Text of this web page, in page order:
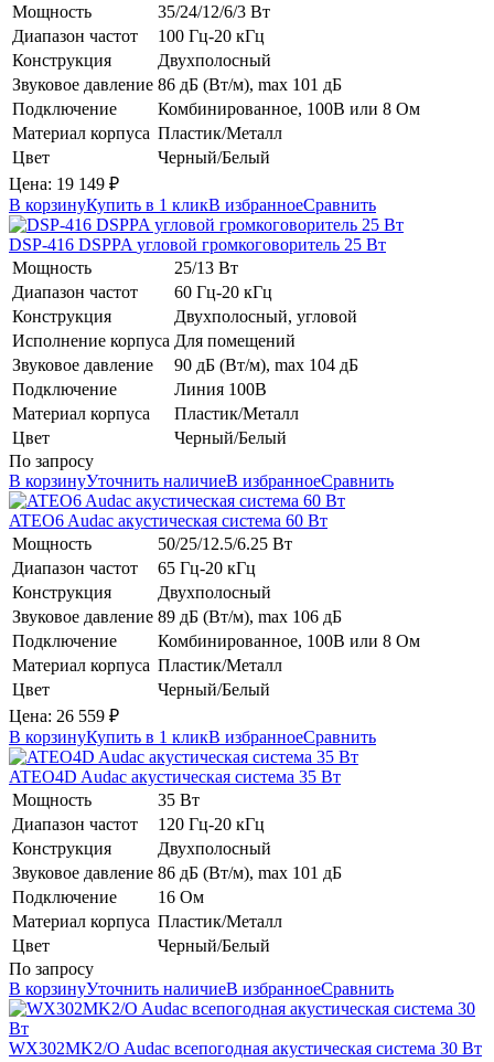
Мощность
35/24/12/6/3 Вт
Диапазон частот
100 Гц-20 кГц
Конструкция
Двухполосный
Звуковое давление 86 дБ (Вт/м), max 101 дБ
Подключение
Комбинированное, 100В или 8 Ом
Материал корпуса Пластик/Металл
Цвет
Черный/Белый
Цена: 19 149 ₽
В корзинуКупить в 1 кликВ избранноеСравнить
DSP-416 DSPPA угловой громкоговоритель 25 Вт
Мощность
25/13 Вт
Диапазон частот
60 Гц-20 кГц
Конструкция
Двухполосный, угловой
Исполнение корпуса Для помещений
Звуковое давление
90 дБ (Вт/м), max 104 дБ
Подключение
Линия 100В
Материал корпуса
Пластик/Металл
Цвет
Черный/Белый
По запросу
В корзинуУточнить наличиеВ избранноеСравнить
ATEO6 Audac акустическая система 60 Вт
Мощность
50/25/12.5/6.25 Вт
Диапазон частот
65 Гц-20 кГц
Конструкция
Двухполосный
Звуковое давление 89 дБ (Вт/м), max 106 дБ
Подключение
Комбинированное, 100В или 8 Ом
Материал корпуса Пластик/Металл
Цвет
Черный/Белый
Цена: 26 559 ₽
В корзинуКупить в 1 кликВ избранноеСравнить
ATEO4D Audac акустическая система 35 Вт
Мощность
35 Вт
Диапазон частот
120 Гц-20 кГц
Конструкция
Двухполосный
Звуковое давление 86 дБ (Вт/м), max 101 дБ
Подключение
16 Ом
Материал корпуса Пластик/Металл
Цвет
Черный/Белый
По запросу
В корзинуУточнить наличиеВ избранноеСравнить
WX302MK2/O Audac всепогодная акустическая система 30 Вт